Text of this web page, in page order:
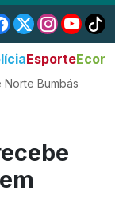
Esporte
Bumbás